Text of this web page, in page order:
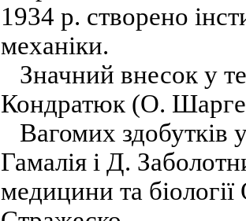
1934 р. створено
механіки.
Значний внесок у
Кондратюк (О.
Вагомих здобутків
Гамалія і Д.
медицини та